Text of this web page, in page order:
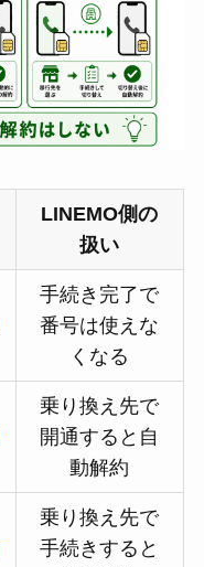
LINEMO側の
扱い
手続き完了で
番号は使えな
くなる
乗り換え先で
開通すると自
動解約
乗り換え先で
手続きすると